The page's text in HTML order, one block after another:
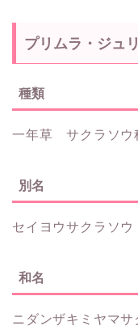
プリムラ・ジュ
種類
一年草 サクラソ
別名
セイヨウサクラソウ
和名
ニダンザキミヤマサ